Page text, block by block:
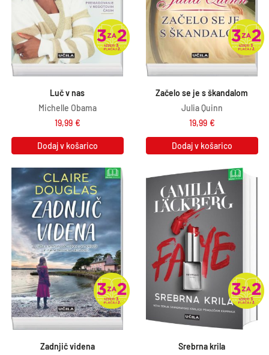
Luč v nas
Michelle Obama
19,99 €
Dodaj v košarico
Začelo se je s škandalom
Julia Quinn
19,99 €
Dodaj v košarico
Zadnjič videna
Srebrna krila